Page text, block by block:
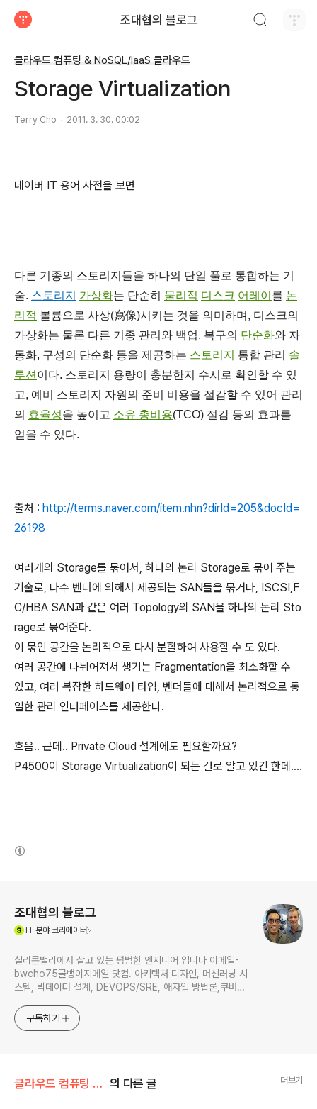
조대협의 블로그
클라우드 컴퓨팅 & NoSQL/IaaS 클라우드
Storage Virtualization
Terry Cho 2011. 3. 30. 00:02
네이버 IT 용어 사전을 보면
다른 기종의 스토리지들을 하나의 단일 풀로 통합하는 기
술. 스토리지 가상화는 단순히 물리적 디스크 어레이 를 논
리적 볼륨으로 사상(寫像)시키는 것을 의미하며, 디스크의
가상화는 물론 다른 기종 관리와 백업, 복구의 단순화와 자
동화, 구성의 단순화 등을 제공하는 스토리지 통합 관리 솔
루션 이다. 스토리지 용량이 충분한지 수시로 확인할 수 있
고, 예비 스토리지 자원의 준비 비용을 절감할 수 있어 관리
의 효율성을 높이고 소유 총비용(TCO) 절감 등의 효과를
얻을 수 있다.
출처 : http://terms.naver.com/item.nhn?dirId=205&docId=
26198
여러개의 Storage를 묶어서, 하나의 논리 Storage로 묶어 주는
기술로, 다수 벤더에 의해서 제공되는 SAN들을 묶거나, ISCSI,F
C/HBA SAN과 같은 여러 Topology의 SAN을 하나의 논리 Sto
rage로 묶어준다.
이 묶인 공간을 논리적으로 다시 분할하여 사용할 수 도 있다.
여러 공간에 나뉘어져서 생기는 Fragmentation을 최소화할 수
있고, 여러 복잡한 하드웨어 타입, 벤더들에 대해서 논리적으로 동
일한 관리 인터페이스를 제공한다.
흐음.. 근데.. Private Cloud 설계에도 필요할까요?
P4500이 Storage Virtualization이 되는 걸로 알고 있긴 한데....
조대협의 블로그
IT 분야 크리에이터
실리콘밸리에서 살고 있는 평범한 엔지니어 입니다 이메일-
bwcho75골뱅이지메일 닷컴. 아키텍처 디자인, 머신러닝 시
스템, 빅데이터 설계, DEVOPS/SRE, 애자일 방법론,쿠버네
한 기술 멘토링과 강의 진행합니다. Linkedin :
https://www.linkedin.com/in/terrycho75/
구독하기
클라우드 컴퓨팅 & NoSQL/IaaS 클라우드 의 다른 글 더보기